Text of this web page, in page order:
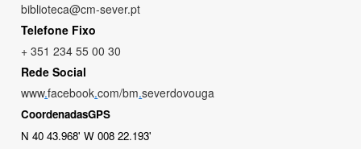
biblioteca@cm-sever.pt
Telefone Fixo
+ 351 234 55 00 30
Rede Social
www.facebook.com/bm.severdovouga
CoordenadasGPS
N 40 43.968' W 008 22.193'